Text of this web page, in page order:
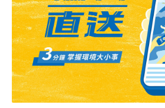
消失，再配上由許多細小銀鱗鋪織
說是魚，更像是一把劍，一把來自
然而其兇惡的習性其實更甚刀劍！